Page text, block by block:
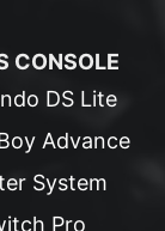
CONSOLE
DS Lite
Advance
System
Pro